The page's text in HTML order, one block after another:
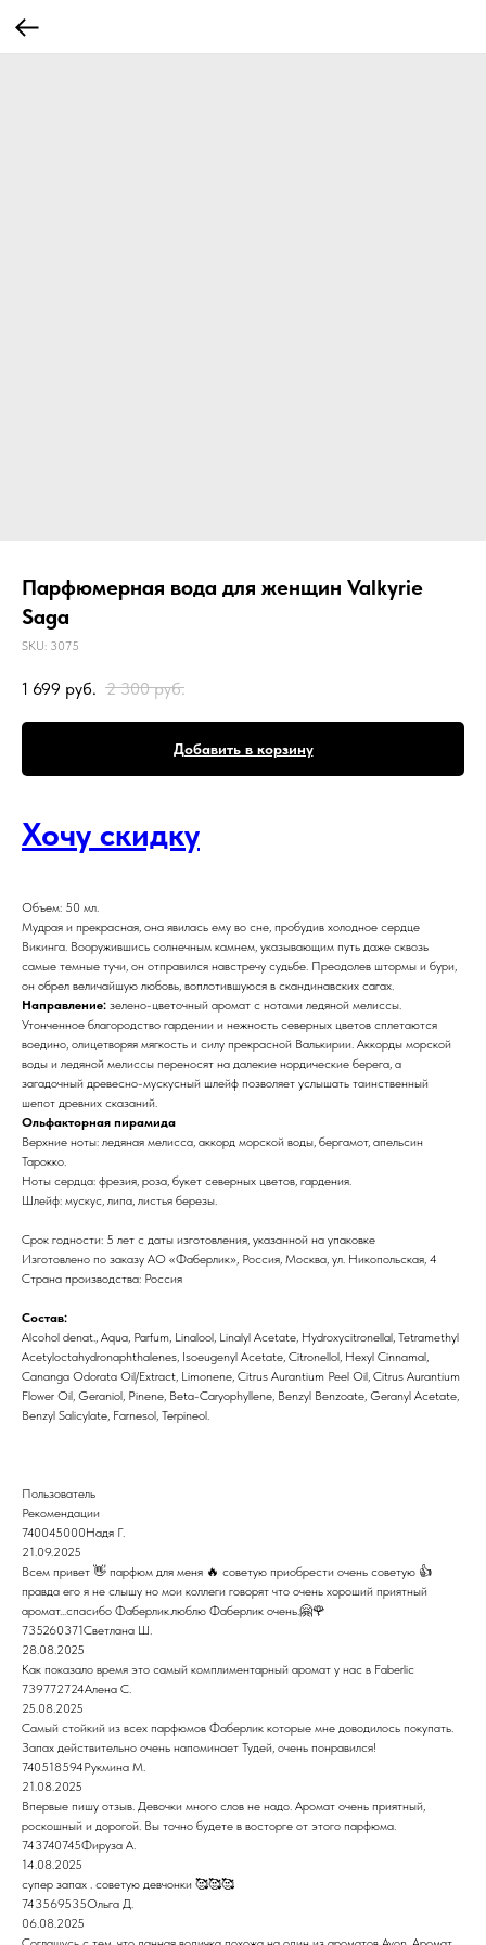
Парфюмерная вода для женщин Valkyrie
Saga
SKU: 3075
1 699 руб. 2 300 руб.
Добавить в корзину
Хочу скидку
Объем: 50 мл.
Мудрая и прекрасная, она явилась ему во сне, пробудив холодное сердце
Викинга. Вооружившись солнечным камнем, указывающим путь даже сквозь
самые темные тучи, он отправился навстречу судьбе. Преодолев штормы и бури,
он обрел величайшую любовь, воплотившуюся в скандинавских сагах.
Направление: зелено-цветочный аромат с нотами ледяной мелиссы.
Утонченное благородство гардении и нежность северных цветов сплетаются
воедино, олицетворяя мягкость и силу прекрасной Валькирии. Аккорды морской
воды и ледяной мелиссы переносят на далекие нордические берега, а
загадочный древесно-мускусный шлейф позволяет услышать таинственный
шепот древних сказаний.
Ольфакторная пирамида
Верхние ноты: ледяная мелисса, аккорд морской воды, бергамот, апельсин
Тарокко.
Ноты сердца: фрезия, роза, букет северных цветов, гардения.
Шлейф: мускус, липа, листья березы.
Срок годности: 5 лет с даты изготовления, указанной на упаковке
Изготовлено по заказу АО «Фаберлик», Россия, Москва, ул. Никопольская, 4
Страна производства: Россия
Состав:
Alcohol denat., Aqua, Parfum, Linalool, Linalyl Acetate, Hydroxycitronellal, Tetramethyl
Acetyloctahydronaphthalenes, Isoeugenyl Acetate, Citronellol, Hexyl Cinnamal,
Cananga Odorata Oil/Extract, Limonene, Citrus Aurantium Peel Oil, Citrus Aurantium
Flower Oil, Geraniol, Pinene, Beta-Caryophyllene, Benzyl Benzoate, Geranyl Acetate,
Benzyl Salicylate, Farnesol, Terpineol.
Пользователь
Рекомендации
740045000Надя Г.
21.09.2025
Всем привет 👋 парфюм для меня 🔥 советую приобрести очень советую 👍
правда его я не слышу но мои коллеги говорят что очень хороший приятный
аромат...спасибо Фаберлик.люблю Фаберлик очень.🤗🌹
735260371Светлана Ш.
28.08.2025
Как показало время это самый комплиментарный аромат у нас в Faberlic
739772724Алена С.
25.08.2025
Самый стойкий из всех парфюмов Фаберлик которые мне доводилось покупать.
Запах действительно очень напоминает Тудей, очень понравился!
740518594Рукмина М.
21.08.2025
Впервые пишу отзыв. Девочки много слов не надо. Аромат очень приятный,
роскошный и дорогой. Вы точно будете в восторге от этого парфюма.
743740745Фируза А.
14.08.2025
супер запах . советую девчонки 🥰🥰🥰
743569535Ольга Д.
06.08.2025